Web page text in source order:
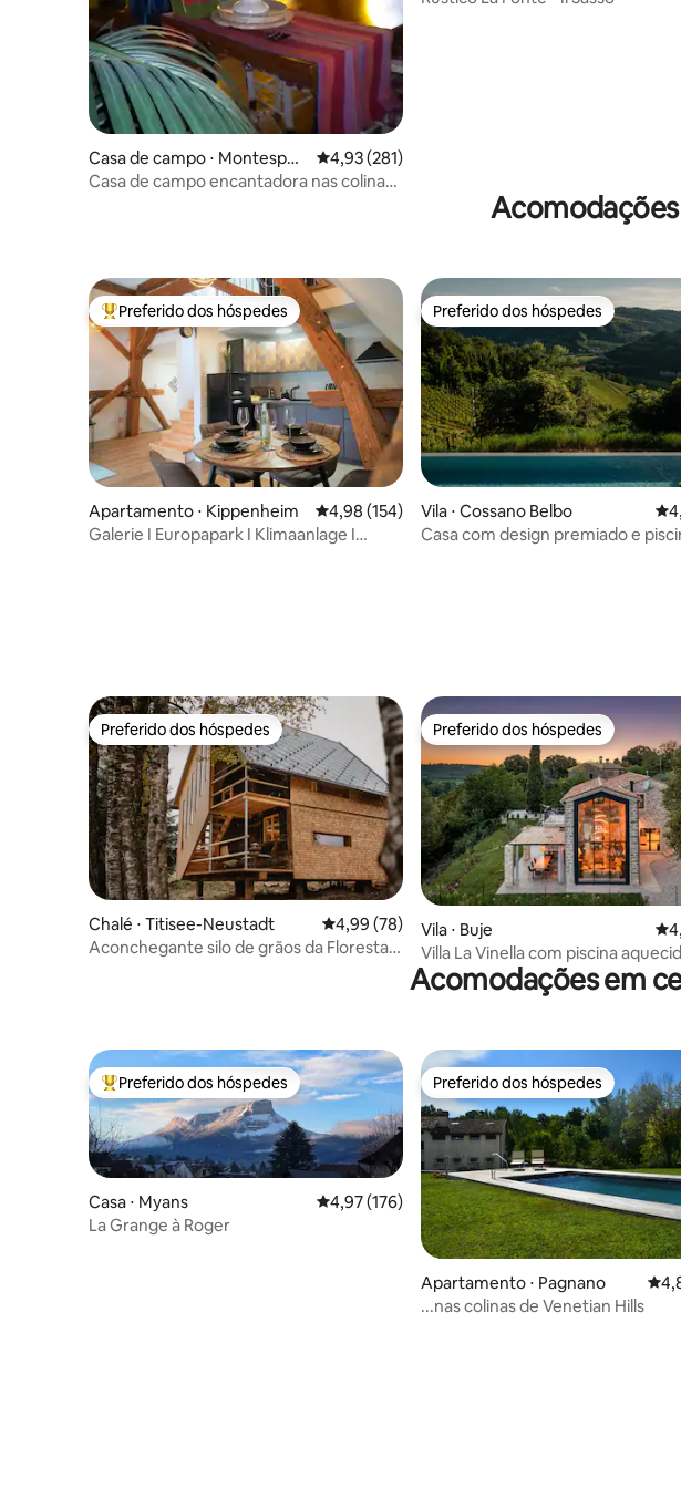
Casa de campo ⋅ Montesper
toli
4,93 de uma avaliação média de 5, 281 avaliações
4,93 (281)
Casa de campo encantadora nas colinas
Entre os melhores preferidos dos hóspedes
Preferido dos hóspedes
Apartamento ⋅ Kippenheim 4,98 de uma avaliação média de 5, 154
4,98 (154)
Galerie I Europapark I Klimaanlage I
Preferido dos hóspedes
Preferido dos hóspedes
Vila ⋅ Cossano Belbo
Casa com design premiado e
Preferido dos hóspedes
Preferido dos hóspedes
Chalé ⋅ Titisee-Neustadt 4,99 de uma avaliação média de 5, 78
4,99 (78)
Aconchegante silo de grãos da Floresta
Preferido dos hóspedes
Preferido dos hóspedes
Vila ⋅ Buje
Villa La Vinella com piscina
jacuzzi e sauna
Acomodações em
Entre os melhores preferidos dos hóspedes
Preferido dos hóspedes
Casa ⋅ Myans 4,97 de uma avaliação média de 5, 176
4,97 (176)
La Grange à Roger
Preferido dos hóspedes
Preferido dos hóspedes
Apartamento ⋅ Pagnano
...nas colinas de Venetian Hills